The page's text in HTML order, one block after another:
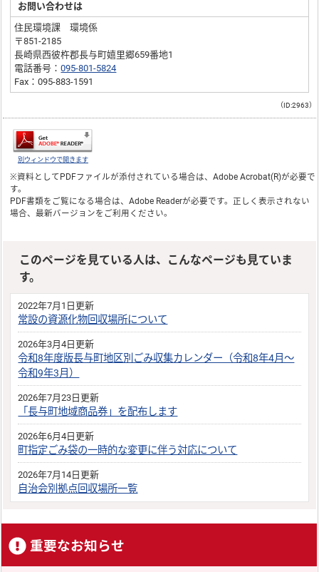
お問い合わせは
住民環境課 環境係
〒851-2185
長崎県西彼杵郡長与町嬉里郷659番地1
電話番号：095-801-5824
Fax：095-883-1591
（ID:2963）
別ウィンドウで開きます
※資料としてPDFファイルが添付されている場合は、Adobe Acrobat(R)が必要で
す。
PDF書類をご覧になる場合は、Adobe Readerが必要です。正しく表示されない
場合、最新バージョンをご利用ください。
このページを見ている人は、こんなページも見ていま
す。
2022年7月1日更新
常設の資源化物回収場所について
2026年3月4日更新
令和8年度版長与町地区別ごみ収集カレンダー（令和8年4月～
令和9年3月）
2026年7月23日更新
「長与町地域商品券」を配布します
2026年6月4日更新
町指定ごみ袋の一時的な変更に伴う対応について
2026年7月14日更新
自治会別拠点回収場所一覧
重要なお知らせ